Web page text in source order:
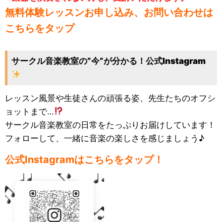
無料体験レッスンお申し込み、お問い合わせは
こちらをタップ
サークル音楽教室の”今”が分かる！公式Instagram
レッスン風景や生徒さんの頑張る姿、先生たちのオフシ
ョットまで…
サークル音楽教室の日常をたっぷりお届けしています！
フォローして、一緒に音楽の楽しさを感じましょう♪
公式Instagramはこちらをタップ！